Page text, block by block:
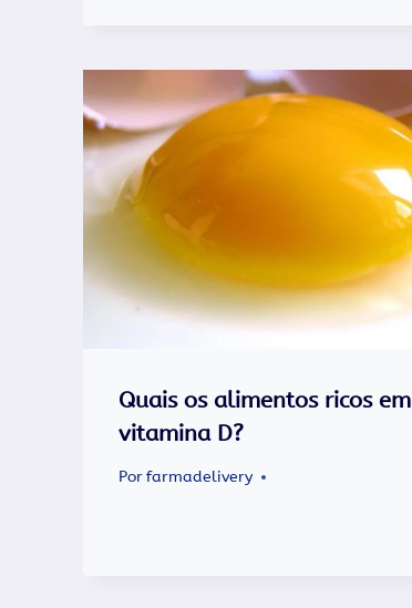
Quais os alimentos ricos em
vitamina D?
Porfarmadelivery